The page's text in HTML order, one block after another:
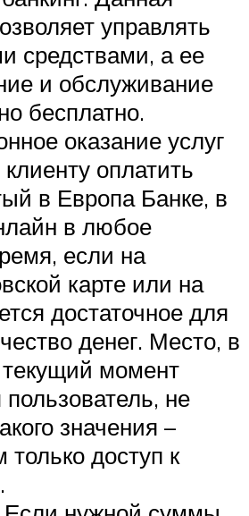
управлять
средствами, а ее
и обслуживание
бесплатно.
оказание услуг
оплатить
в Европа Банке, в
в любое
если на
карте или на
достаточное для
денег. Место, в
момент
пользователь, не
значения –
только доступ к